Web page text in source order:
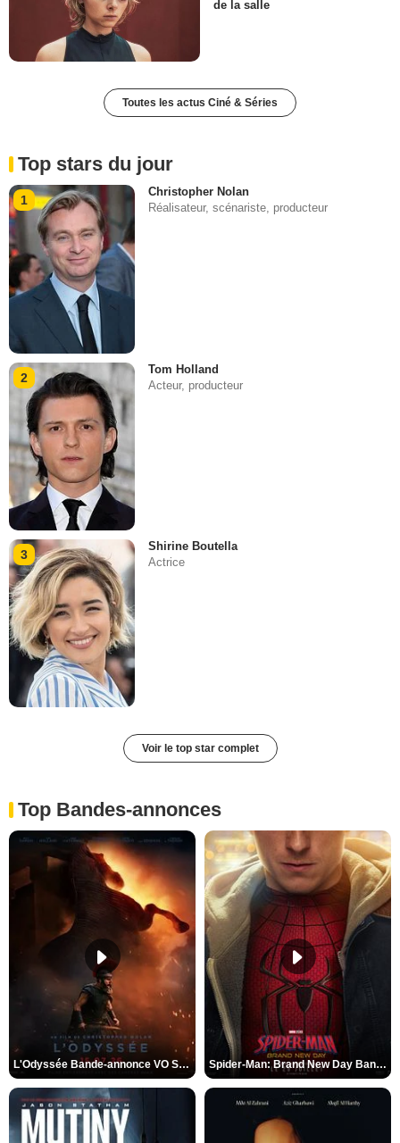
de la salle
Toutes les actus Ciné & Séries
Top stars du jour
1
Christopher Nolan
Réalisateur, scénariste, producteur
2
Tom Holland
Acteur, producteur
3
Shirine Boutella
Actrice
Voir le top star complet
Top Bandes-annonces
L'Odyssée Bande-annonce VO STFR Spider-Man: Brand New Day Bande-annonce VO STFR